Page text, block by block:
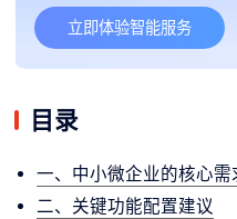
立即体验智能服务
目录
一、中小微企业的核心需
二、关键功能配置建议